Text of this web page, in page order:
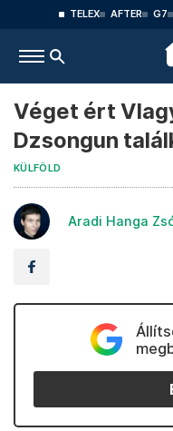
TELEX AFTER G7
Véget ért
Dzsongun
KÜLFÖLD
Aradi Hanga